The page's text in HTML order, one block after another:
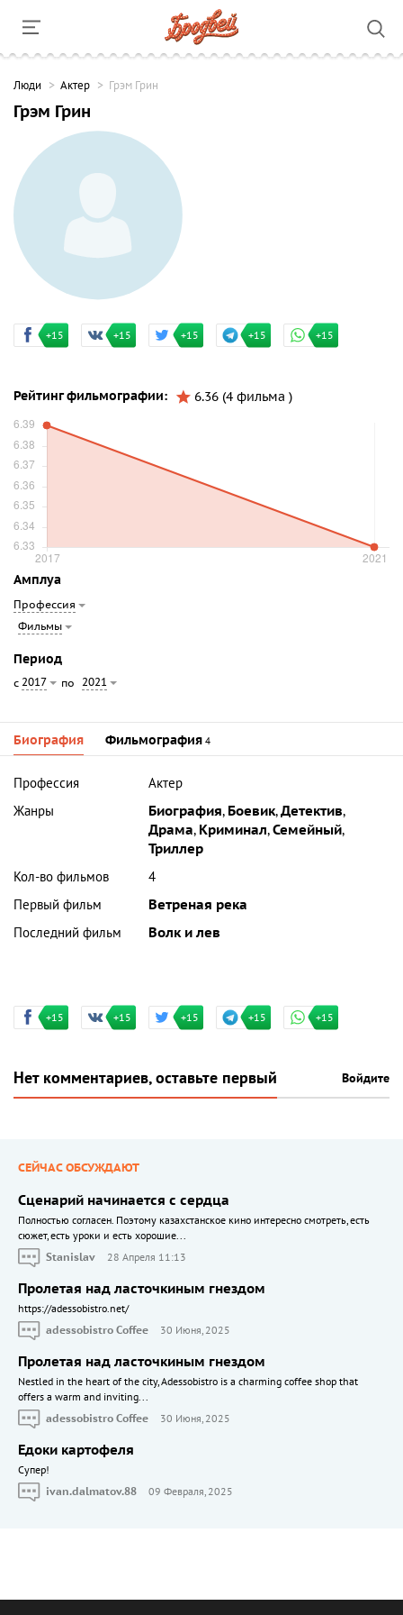
Люди Актер Грэм Грин
Грэм Грин
+15 +15 +15 +15 +15
Рейтинг фильмографии: 6.36 (4 фильма )
Амплуа
Профессия
Фильмы
Период
с 2017 по 2021
Биография Фильмография 4
Профессия
Актер
Жанры
Биография, Боевик,Детектив,
Драма, Криминал,Семейный,
Триллер
Кол-во фильмов
4
Первый фильм
Ветреная река
Последний фильм
Волк и лев
+15 +15 +15 +15 +15
Нет комментариев, оставьте первый Войдите
СЕЙЧАС ОБСУЖДАЮТ
Сценарий начинается с сердца
Полностью согласен. Поэтому казахстанское кино интересно смотреть, есть
сюжет, есть уроки и есть хорошие...
Stanislav
28 Апреля 11:13
Пролетая над ласточкиным гнездом
https://adessobistro.net/
adessobistro Coffee
30 Июня, 2025
Пролетая над ласточкиным гнездом
Nestled in the heart of the city, Adessobistro is a charming coffee shop that
offers a warm and inviting...
adessobistro Coffee
30 Июня, 2025
Едоки картофеля
Cупер!
ivan.dalmatov.88
09 Февраля, 2025